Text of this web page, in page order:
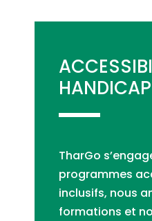
HANDICAP
TharGo
programmes
inclusifs, nous
formations et